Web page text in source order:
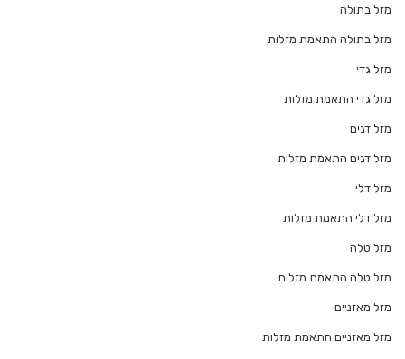
מזל בתולה
מזל בתולה התאמת מזלות
מזל גדי
מזל גדי התאמת מזלות
מזל דגים
מזל דגים התאמת מזלות
מזל דלי
מזל דלי התאמת מזלות
מזל טלה
מזל טלה התאמת מזלות
מזל מאזניים
מזל מאזניים התאמת מזלות